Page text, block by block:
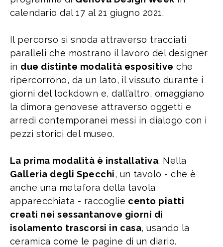
calendario dal 17 al 21 giugno 2021.
Il percorso si snoda attraverso tracciati
paralleli che mostrano il lavoro del designer
in due distinte modalità espositive che
ripercorrono, da un lato, il vissuto durante i
giorni del lockdown e, dall’altro, omaggiano
la dimora genovese attraverso oggetti e
arredi contemporanei messi in dialogo con i
pezzi storici del museo.
La prima modalità è installativa. Nella
Galleria degli Specchi, un tavolo - che è
anche una metafora della tavola
apparecchiata - raccoglie cento piatti
creati nei sessantanove giorni di
isolamento trascorsi in casa, usando la
ceramica come le pagine di un diario.